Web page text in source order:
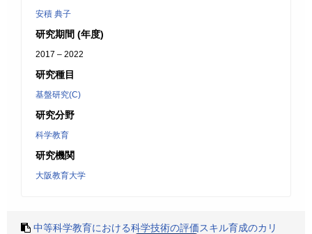
安積 典子
研究期間 (年度)
2017 – 2022
研究種目
基盤研究(C)
研究分野
科学教育
研究機関
大阪教育大学
中等科学教育における科学技術の評価スキル育成のカリ